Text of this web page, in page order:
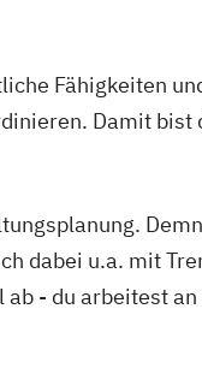
Fähigkeiten
Damit bist
dabei u.a. mit
- du arbeitest